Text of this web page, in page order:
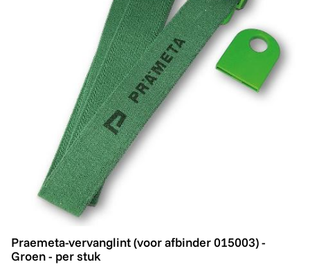
Praemeta-vervanglint (voor afbinder 015003) - Groen
Praemeta-vervanglint (voor afbinder 015003) -
Groen - per stuk